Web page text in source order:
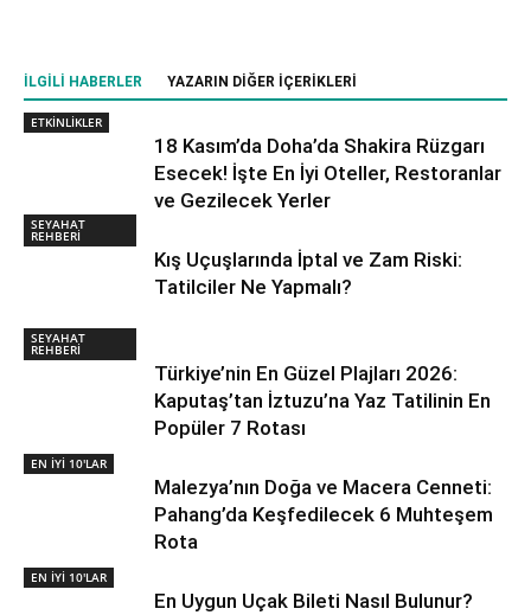
İLGILI HABERLER YAZARIN DIĞER İÇERIKLERI
ETKİNLİKLER
18 Kasım’da Doha’da Shakira Rüzgarı
Esecek! İşte En İyi Oteller, Restoranlar
ve Gezilecek Yerler
SEYAHAT
REHBERİ
Kış Uçuşlarında İptal ve Zam Riski:
Tatilciler Ne Yapmalı?
SEYAHAT
REHBERİ
Türkiye’nin En Güzel Plajları 2026:
Kaputaş’tan İztuzu’na Yaz Tatilinin En
Popüler 7 Rotası
EN İYİ 10'LAR
Malezya’nın Doğa ve Macera Cenneti:
Pahang’da Keşfedilecek 6 Muhteşem
Rota
EN İYİ 10'LAR
En Uygun Uçak Bileti Nasıl Bulunur?